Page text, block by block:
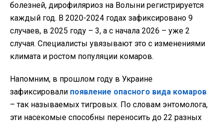
болезней, дирофиляриоз на Волыни регистрируется
каждый год. В 2020-2024 годах зафиксировано 9
случаев, в 2025 году – 3, а с начала 2026 – уже 2
случая. Специалисты увязывают это с изменениями
климата и ростом популяции комаров.
Напомним, в прошлом году в Украине
зафиксировали появление опасного вида комаров
– так называемых тигровых. По словам энтомолога,
эти насекомые способны переносить до 22 разных